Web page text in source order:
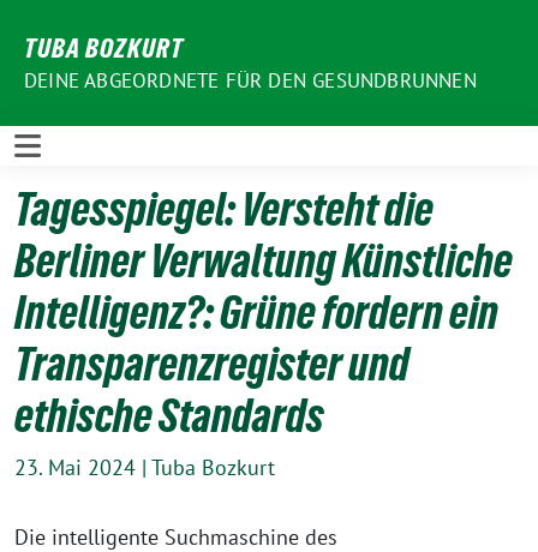
zum
Inhalt
TUBA BOZKURT
DEINE ABGEORDNETE FÜR DEN GESUNDBRUNNEN
Tagesspiegel: Versteht die
Berliner Verwaltung Künstliche
Intelligenz?: Grüne fordern ein
Transparenzregister und
ethische Standards
23. Mai 2024 | Tuba Bozkurt
Die intelligente Suchmaschine des